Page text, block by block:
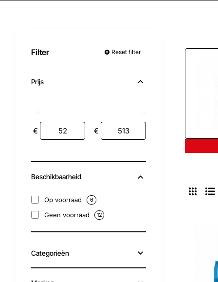
Filter Reset filter
Prijs
€ €
Beschikbaarheid
Op voorraad 6
Geen voorraad 12
Categorieën